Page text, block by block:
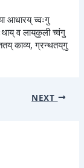
आधारय् च्वःगु
व लाय्‌कुली च्वंगु
काव्य, ग्रन्थतय्‌गु
NEXT